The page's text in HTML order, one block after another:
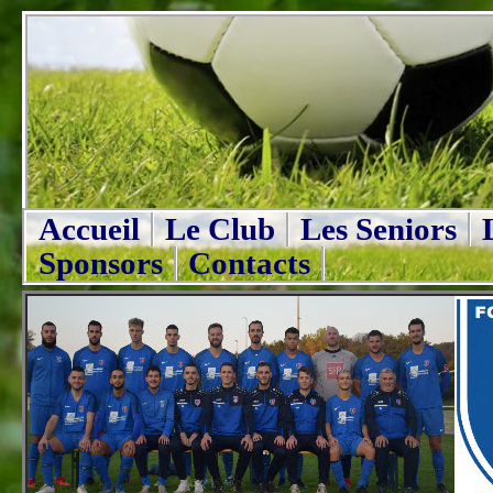
Accueil Le Club Les Seniors
Sponsors
Contacts